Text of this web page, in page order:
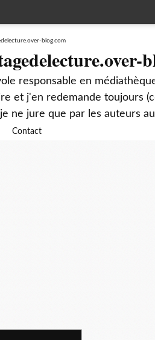
responsable en
et j'en redemande toujours
ne jure que par les auteurs
Contact